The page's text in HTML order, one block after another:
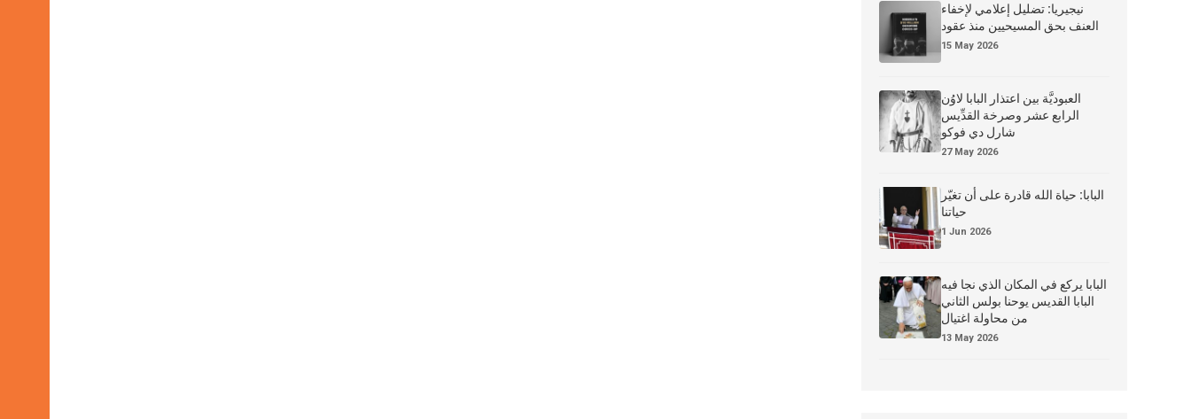
نيجيريا: تضليل إعلامي لإخفاء
العنف بحق المسيحيين منذ عقود
15 May 2026
العبوديَّة بين اعتذار البابا لاوُن
الرابع عشر وصرخة القدِّيس
شارل دي فوكو
27 May 2026
البابا: حياة الله قادرة على أن تغيّر
حياتنا
1 Jun 2026
البابا يركع في المكان الذي نجا فيه
البابا القديس يوحنا بولس الثاني
من محاولة اغتيال
13 May 2026